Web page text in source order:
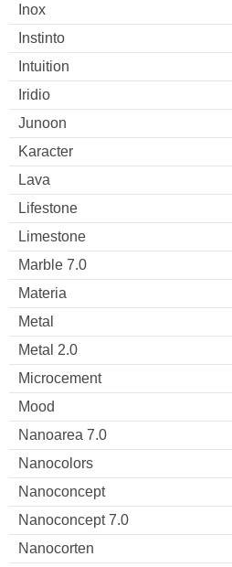
Inox
Instinto
Intuition
Iridio
Junoon
Karacter
Lava
Lifestone
Limestone
Marble 7.0
Materia
Metal
Metal 2.0
Microcement
Mood
Nanoarea 7.0
Nanocolors
Nanoconcept
Nanoconcept 7.0
Nanocorten